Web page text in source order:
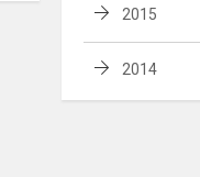
2015
2014